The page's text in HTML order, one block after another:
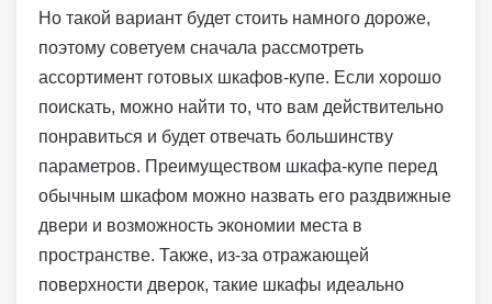
Но такой вариант будет стоить намного дороже,
поэтому советуем сначала рассмотреть
ассортимент готовых шкафов-купе. Если хорошо
поискать, можно найти то, что вам действительно
понравиться и будет отвечать большинству
параметров. Преимуществом шкафа-купе перед
обычным шкафом можно назвать его раздвижные
двери и возможность экономии места в
пространстве. Также, из-за отражающей
поверхности дверок, такие шкафы идеально